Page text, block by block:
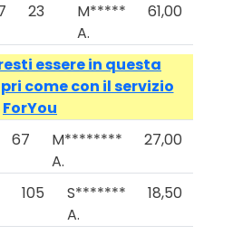
23
M*****
A.
61,00
essere in questa
come con il servizio
ForYou
67
M********
A.
27,00
105
S*******
A.
18,50